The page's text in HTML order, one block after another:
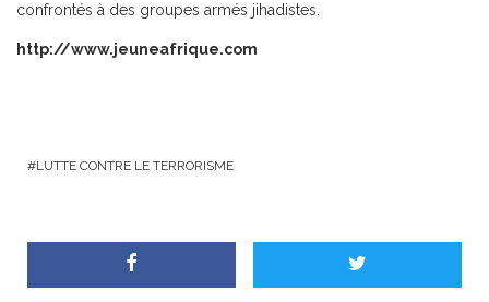
confrontés à des groupes armés jihadistes.
http://www.jeuneafrique.com
LUTTE CONTRE LE TERRORISME